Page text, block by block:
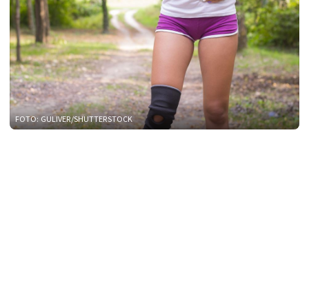
FOTO: GULIVER/SHUTTERSTOCK